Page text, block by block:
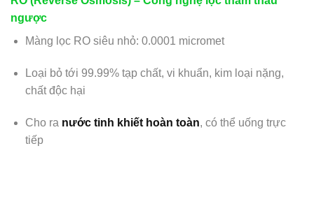
ngược
Màng lọc RO siêu nhỏ: 0.0001 micromet
Loại bỏ tới 99.99% tạp chất, vi khuẩn, kim loại nặng,
chất độc hại
Cho ra nước tinh khiết hoàn toàn, có thể uống trực
tiếp